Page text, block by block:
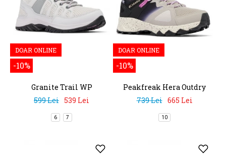
DOAR ONLINE
-10%
Granite Trail WP
599 Lei 539 Lei
6 7
DOAR ONLINE
-10%
Peakfreak Hera Outdry
739 Lei 665 Lei
10